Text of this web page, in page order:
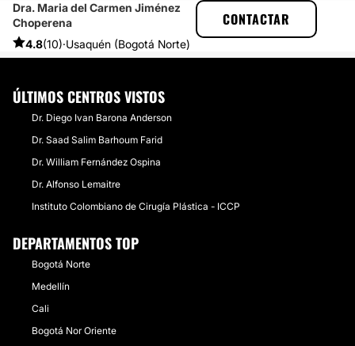
Dra. Maria del Carmen Jiménez
Choperena
4.8(10)·Usaquén (Bogotá Norte)
CONTACTAR
CLINICASESTETICAS
EXPERIENCIAS
EXPERIENCIAS SOBRE VÁRICES
¡ESTOY NOTANDO EL CAMBIO Y ME SIENTO FELIZ! 🧡
ÚLTIMOS CENTROS VISTOS
Dr. Diego Ivan Barona Anderson
Dr. Saad Salim Barhoum Farid
Dr. William Fernández Ospina
Dr. Alfonso Lemaitre
Instituto Colombiano de Cirugía Plástica - ICCP
DEPARTAMENTOS TOP
Bogotá Norte
Medellín
Cali
Bogotá Nor Oriente